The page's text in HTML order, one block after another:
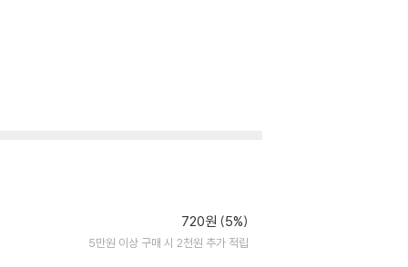
720원 (5%)
5만원 이상 구매 시 2천원 추가 적립